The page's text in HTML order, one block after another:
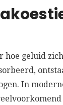
hoe geluid
In